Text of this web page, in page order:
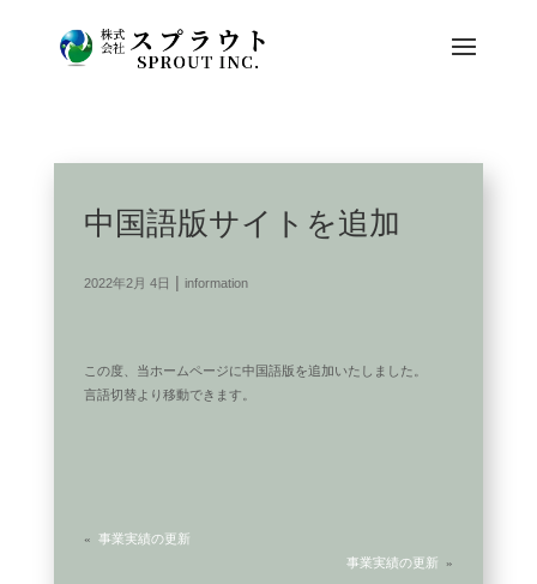
中国語版サイトを追加
2022年2月 4日 | information
この度、当ホームページに中国語版を追加いたしました。
言語切替より移動できます。
« 事業実績の更新
事業実績の更新
»